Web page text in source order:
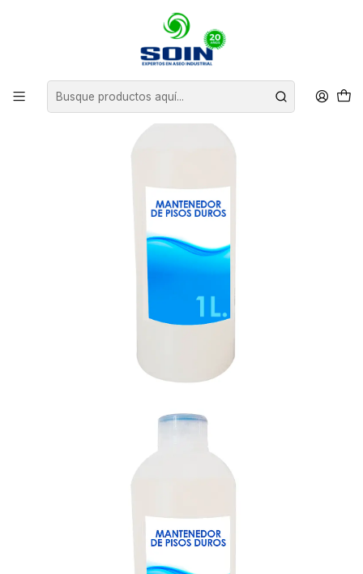
QUÍMICOS PARA PISOS Y SUPERFICIES
MANTENEDOR DE PISOS DUROS